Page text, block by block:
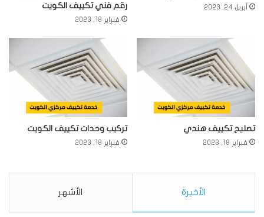
أبريل 24, 2023 رقم فني تكييف الكويت
فبراير 18, 2023
تصليح تكييف هندي
فبراير 18, 2023
تركيب وحدات تكييف الكويت
فبراير 18, 2023
الأخيرة الأشهر